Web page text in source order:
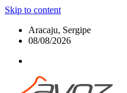
Skip to content
Aracaju, Sergipe
08/08/2026